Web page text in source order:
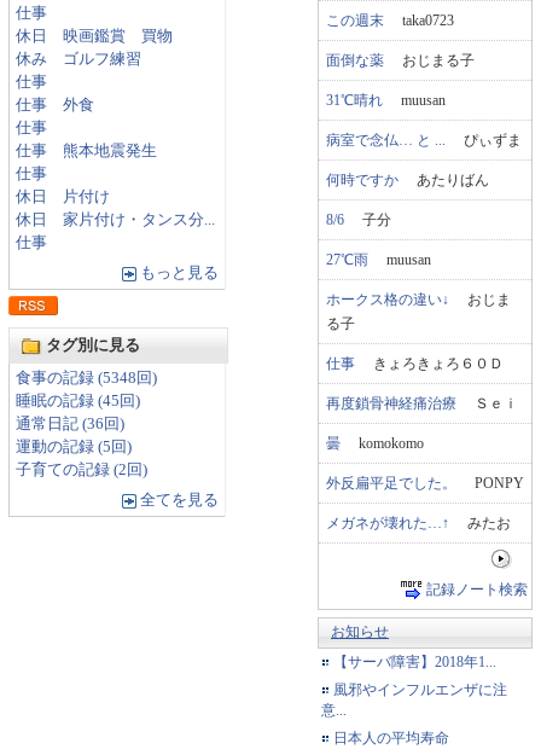
仕事
休日 映画鑑賞 買物
休み ゴルフ練習
仕事
仕事 外食
仕事
仕事 熊本地震発生
仕事
休日 片付け
休日 家片付け・タンス分...
仕事
もっと見る
タグ別に見る
食事の記録 (5348回)
睡眠の記録 (45回)
通常日記 (36回)
運動の記録 (5回)
子育ての記録 (2回)
全てを見る
この週末 taka0723
面倒な薬 おじまる子
31℃晴れ muusan
病室で念仏… と ... ぴぃずま
何時ですか あたりばん
8/6 子分
27℃雨 muusan
ホークス格の違い↓ おじま
る子
仕事 きょろきょろ６０Ｄ
再度鎖骨神経痛治療 Ｓｅｉ
曇 komokomo
外反扁平足でした。 PONPY
メガネが壊れた…↑ みたお
記録ノート検索
お知らせ
【サーバ障害】2018年1...
風邪やインフルエンザに注
意...
日本人の平均寿命